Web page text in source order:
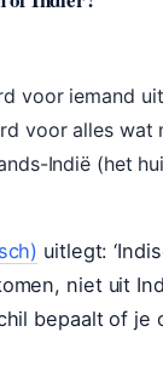
voor iemand
voor alles wat
Indië (het
uitlegt:
niet uit
bepaalt of je